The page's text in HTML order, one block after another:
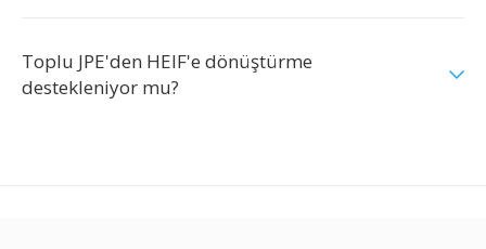
Toplu JPE'den HEIF'e dönüştürme
destekleniyor mu?